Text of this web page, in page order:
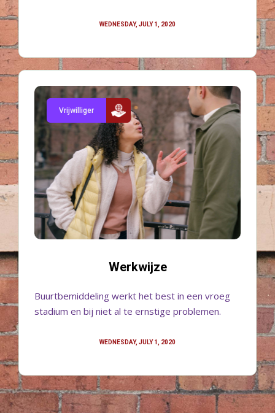
WEDNESDAY, JULY 1, 2020
Vrijwilliger
Werkwijze
Buurtbemiddeling werkt het best in een vroeg
stadium en bij niet al te ernstige problemen.
WEDNESDAY, JULY 1, 2020